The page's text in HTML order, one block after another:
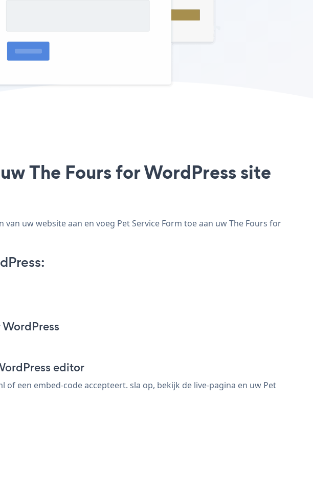
The Fours for WordPress site
uw website aan en voeg Pet Service Form toe aan uw The Fours for
editor
een embed-code accepteert. sla op, bekijk de live-pagina en uw Pet